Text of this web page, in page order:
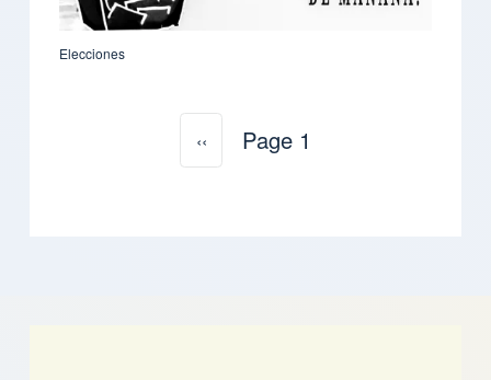
Elecciones
ترقيم الصفحات
Page 1 الصفحة التالية
››